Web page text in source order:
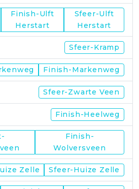
Finish-Ulft
Herstart
Sfeer-Ulft
Herstart
Sfeer-Kramp
Finish-Markenweg
Sfeer-Zwarte Veen
Finish-Heelweg
Finish-
Wolversveen
Zelle Sfeer-Huize Zelle